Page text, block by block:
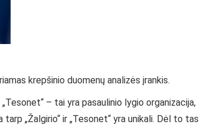
krepšinio duomenų analizės įrankis.
– tai yra pasaulinio lygio organizacija,
„Žalgirio“ ir „Tesonet“ yra unikali. Dėl to tas